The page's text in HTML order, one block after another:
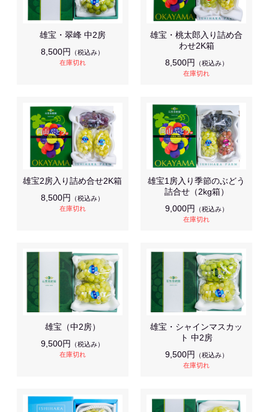
雄宝・翠峰 中2房
8,500円
（税込み）
在庫切れ
雄宝・桃太郎入り詰め合
わせ2K箱
8,500円
（税込み）
在庫切れ
雄宝2房入り詰め合せ2K箱
8,500円
（税込み）
在庫切れ
雄宝1房入り季節のぶどう
詰合せ（2kg箱）
9,000円
（税込み）
在庫切れ
雄宝（中2房）
9,500円
（税込み）
在庫切れ
雄宝・シャインマスカッ
ト 中2房
9,500円
（税込み）
在庫切れ